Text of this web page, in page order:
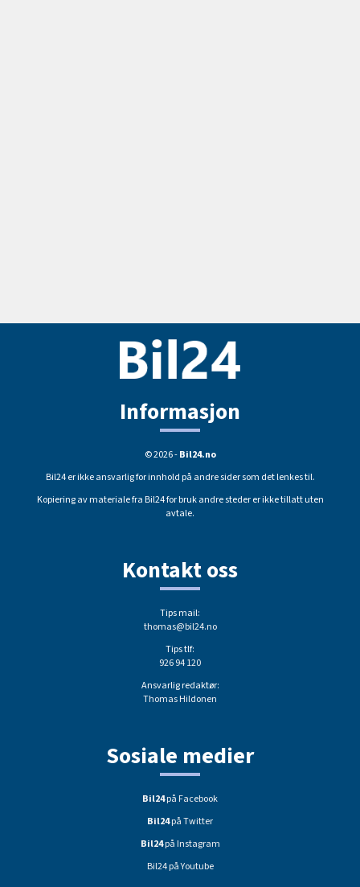
Informasjon
© 2026 -Bil24.no
Bil24 er ikke ansvarlig for innhold på andre sider som det lenkes til.
Kopiering av materiale fra Bil24 for bruk andre steder er ikke tillatt uten
avtale.
Kontakt oss
Tips mail:
thomas@bil24.no
Tips tlf:
926 94 120
Ansvarlig redaktør:
Thomas Hildonen
Sosiale medier
Bil24på Facebook
Bil24på Twitter
Bil24på Instagram
Bil24 på Youtube